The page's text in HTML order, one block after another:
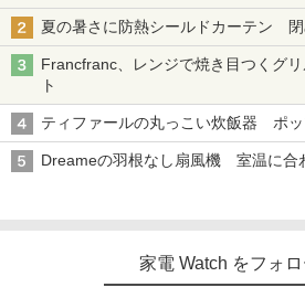
夏の暑さに防熱シールドカーテン
Francfranc、レンジで焼き目つくグ
ト
ティファールの丸っこい炊飯器 ポッ
Dreameの羽根なし扇風機 室温に合
家電 Watch をフォ